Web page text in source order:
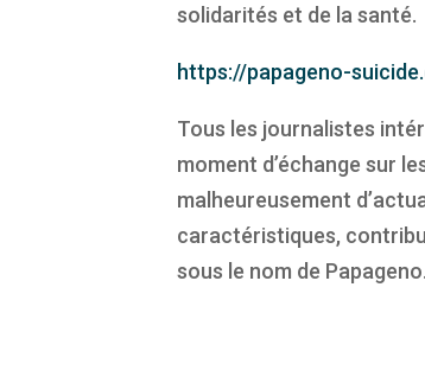
solidarités et de la santé.
https://papageno-
Tous les journalistes
moment d’échange sur
malheureusement
caractéristiques,
sous le nom de Papageno.